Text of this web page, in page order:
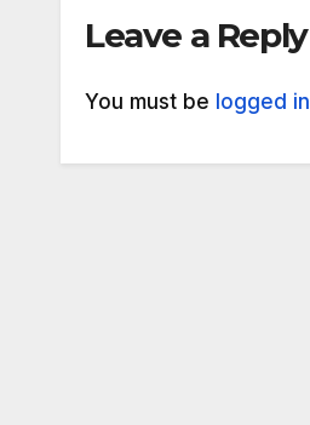
Leave a Reply
You must be logged in